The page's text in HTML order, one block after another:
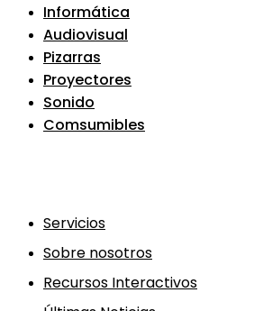
Informática
Audiovisual
Pizarras
Proyectores
Sonido
Comsumibles
Servicios
Sobre nosotros
Recursos Interactivos